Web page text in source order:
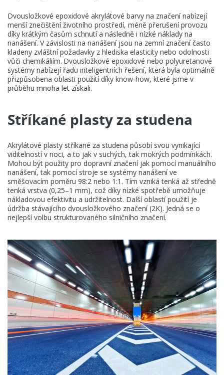
Dvousložkové epoxidové akrylátové barvy na značení nabízejí
menší znečištění životního prostředí, méně přerušení provozu
díky krátkým časům schnutí a následně i nízké náklady na
nanášení. V závislosti na nanášení jsou na zemní značení často
kladeny zvláštní požadavky z hlediska elasticity nebo odolnosti
vůči chemikáliím. Dvousložkové epoxidové nebo polyuretanové
systémy nabízejí řadu inteligentních řešení, která byla optimálně
přizpůsobena oblasti použití díky know-how, které jsme v
průběhu mnoha let získali.
Stříkané plasty za studena
Akrylátové plasty stříkané za studena působí svou vynikající
viditelností v noci, a to jak v suchých, tak mokrých podmínkách.
Mohou být použity pro dopravní značení jak pomocí manuálního
nanášení, tak pomocí stroje se systémy nanášení ve
směšovacím poměru 98:2 nebo 1:1. Tím vzniká tenká až středně
tenká vrstva (0,25–1 mm), což díky nízké spotřebě umožňuje
nákladovou efektivitu a udržitelnost. Další oblastí použití je
údržba stávajícího dvousložkového značení (2K). Jedná se o
nejlepší volbu strukturovaného silničního značení.